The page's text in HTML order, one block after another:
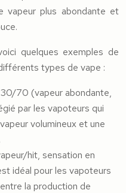
vapeur plus abondante et
quelques exemples de
types de vape :
70 (vapeur abondante,
par les vapoteurs qui
volumineux et une
hit, sensation en
idéal pour les vapoteurs
la production de